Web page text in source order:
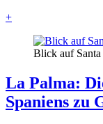
+
Blick auf Santa
La Palma:
Spaniens zu